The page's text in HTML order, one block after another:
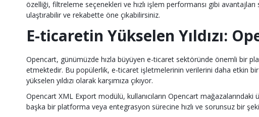
özelliği, filtreleme seçenekleri ve hızlı işlem performansı gibi
ulaştırabilir ve rekabette öne çıkabilirsiniz.
E-ticaretin Yükselen Yıldızı:
Opencart, günümüzde hızla büyüyen e-ticaret sektöründe önemli bir
etmektedir. Bu popülerlik, e-ticaret işletmelerinin verilerini daha etkin
yükselen yıldızı olarak karşımıza çıkıyor.
Opencart XML Export modülü, kullanıcıların Opencart
başka bir platforma veya entegrasyon sürecine hızlı ve sorunsuz bir